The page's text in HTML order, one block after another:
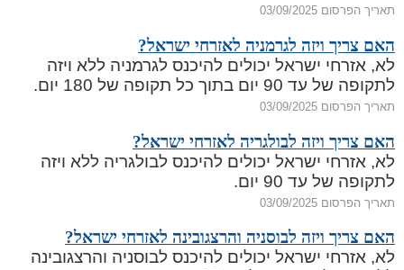
תאריך הפרסום 03/09/2025
האם צריך ויזה לגרמניה לאזרחי ישראל?
לא, אזרחי ישראל יכולים להיכנס לגרמניה ללא ויזה
לתקופה של עד 90 יום בתוך כל תקופה של 180 יום.
תאריך הפרסום 03/09/2025
האם צריך ויזה לבולגריה לאזרחי ישראל?
לא, אזרחי ישראל יכולים להיכנס לבולגריה ללא ויזה
לתקופה של עד 90 יום.
תאריך הפרסום 03/09/2025
האם צריך ויזה לבוסניה והרצגובינה לאזרחי ישראל?
לא, אזרחי ישראל יכולים להיכנס לבוסניה והרצגובינה